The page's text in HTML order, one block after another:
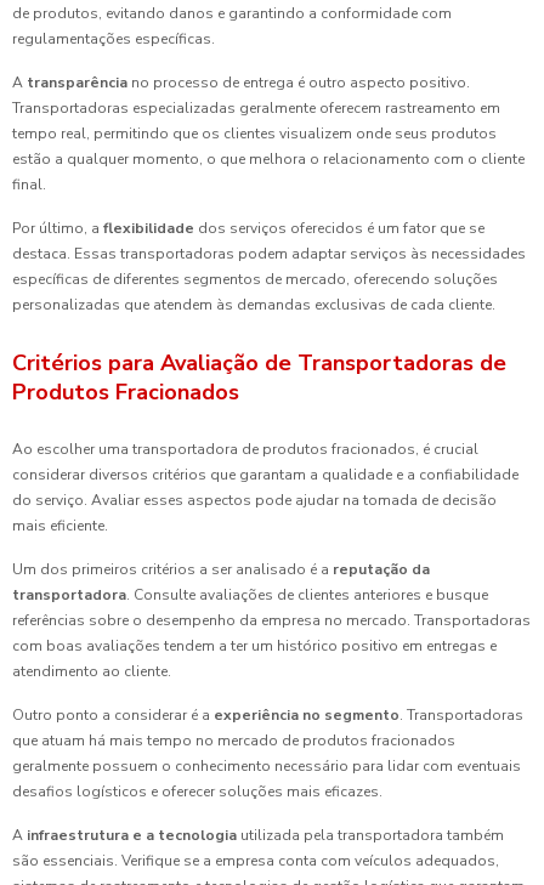
de produtos, evitando danos e garantindo a conformidade com
regulamentações específicas.
A transparência no processo de entrega é outro aspecto positivo.
Transportadoras especializadas geralmente oferecem rastreamento em
tempo real, permitindo que os clientes visualizem onde seus produtos
estão a qualquer momento, o que melhora o relacionamento com o cliente
final.
Por último, a flexibilidade dos serviços oferecidos é um fator que se
destaca. Essas transportadoras podem adaptar serviços às necessidades
específicas de diferentes segmentos de mercado, oferecendo soluções
personalizadas que atendem às demandas exclusivas de cada cliente.
Critérios para Avaliação de Transportadoras de
Produtos Fracionados
Ao escolher uma transportadora de produtos fracionados, é crucial
considerar diversos critérios que garantam a qualidade e a confiabilidade
do serviço. Avaliar esses aspectos pode ajudar na tomada de decisão
mais eficiente.
Um dos primeiros critérios a ser analisado é a reputação da
transportadora. Consulte avaliações de clientes anteriores e busque
referências sobre o desempenho da empresa no mercado. Transportadoras
com boas avaliações tendem a ter um histórico positivo em entregas e
atendimento ao cliente.
Outro ponto a considerar é a experiência no segmento. Transportadoras
que atuam há mais tempo no mercado de produtos fracionados
geralmente possuem o conhecimento necessário para lidar com eventuais
desafios logísticos e oferecer soluções mais eficazes.
A infraestrutura e a tecnologia utilizada pela transportadora também
são essenciais. Verifique se a empresa conta com veículos adequados,